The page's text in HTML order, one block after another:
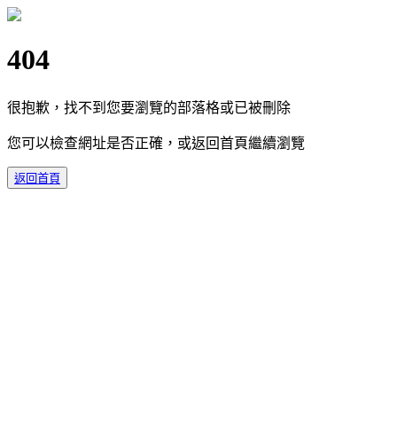
404
很抱歉，找不到您要瀏覽的部落格或已被刪除
您可以檢查網址是否正確，或返回首頁繼續瀏覽
返回首頁